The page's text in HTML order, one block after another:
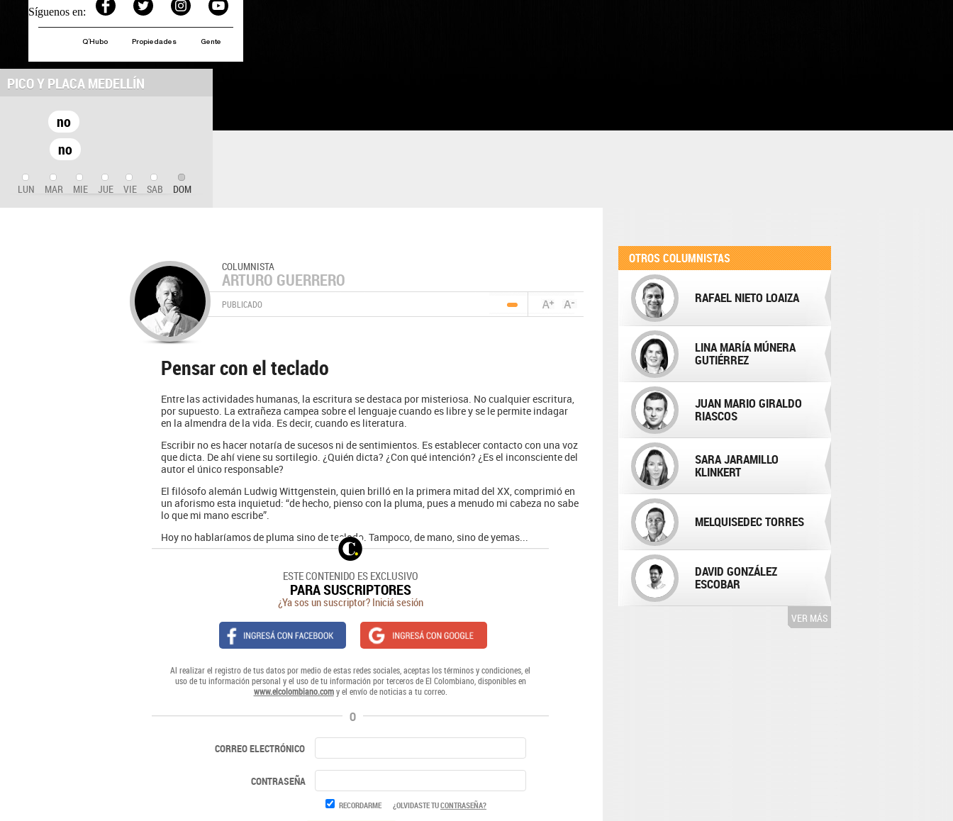
Síguenos en:
Q´Hubo Propiedades Gente
PICO Y PLACA MEDELLÍN
no
no
LUN MAR MIE JUE VIE SAB DOM
COLUMNISTA
ARTURO GUERRERO
PUBLICADO
Pensar con el teclado
Entre las actividades humanas, la escritura se destaca por misteriosa. No cualquier escritura,
por supuesto. La extrañeza campea sobre el lenguaje cuando es libre y se le permite indagar
en la almendra de la vida. Es decir, cuando es literatura.
Escribir no es hacer notaría de sucesos ni de sentimientos. Es establecer contacto con una voz
que dicta. De ahí viene su sortilegio. ¿Quién dicta? ¿Con qué intención? ¿Es el inconsciente del
autor el único responsable?
El filósofo alemán Ludwig Wittgenstein, quien brilló en la primera mitad del XX, comprimió en
un aforismo esta inquietud: “de hecho, pienso con la pluma, pues a menudo mi cabeza no sabe
lo que mi mano escribe”.
Hoy no hablaríamos de pluma sino de teclado. Tampoco, de mano, sino de yemas...
ESTE CONTENIDO ES EXCLUSIVO
PARA SUSCRIPTORES
¿Ya sos un suscriptor? Iniciá sesión
Al realizar el registro de tus datos por medio de estas redes sociales, aceptas los términos y condiciones, el
uso de tu información personal y el uso de tu información por terceros de El Colombiano, disponibles en
www.elcolombiano.comy el envío de noticias a tu correo.
O
CORREO ELECTRÓNICO
CONTRASEÑA
RECORDARME ¿OLVIDASTE TUCONTRASEÑA?
OTROS COLUMNISTAS
RAFAEL NIETO LOAIZA
LINA MARÍA MÚNERA
GUTIÉRREZ
JUAN MARIO GIRALDO
RIASCOS
SARA JARAMILLO
KLINKERT
MELQUISEDEC TORRES
DAVID GONZÁLEZ
ESCOBAR
VER MÁS